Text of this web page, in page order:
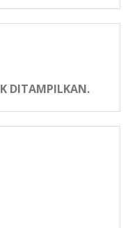
DITAMPILKAN.